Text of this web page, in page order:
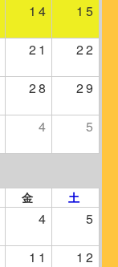
14 15
21 22
28 29
4 5
金 土
4 5
11 12